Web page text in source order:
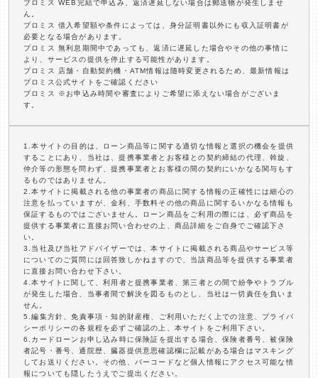
プロミス WEB完結で申込み、返済遅延しない場合は郵送物が発生しませ
ん。
プロミス 借入希望額や条件によっては、身分証明書以外にも収入証明書が
必要となる場合があります。
プロミス 無利息期間中であっても、返済に遅延した場合やその他の事情に
より、サービスの提供を停止する可能性があります。
プロミス 店舗・自動契約機・ATM情報は随時変更されるため、最新情報は
プロミス公式サイトをご確認ください
プロミス ※お申込み時間や審査によりご希望に添えない場合がございま
す。
1.本サイトの目的は、ローン商品等に関する適切な情報と選択の機会を提供
することにあり、当社は、提携事業者とお客様との契約締結の代理、斡旋、
仲介等の形態を問わず、提携事業者とお客様の間の契約にいかなる関与もす
るものではありません。
2.本サイトに掲載される他の事業者の商品に関する情報の正確性には細心の
注意を払っていますが、金利、手数料その他の商品に関するいかなる情報も
保証するものではございません。ローン商品をご利用の際には、必ず商品を
提供する事業者に直接お問い合わせの上、商品詳細をご自身でご確認下さ
い。
3.当社及び当社アドバイザーでは、本サイトに掲載される商品やサービス等
についてのご質問には回答致しかねますので、当該商品等を提供する事業者
に直接お問い合わせ下さい。
4.本サイトに関して、利用者と提携事業者、第三者との間で紛争やトラブル
が発生した場合、当事者間で解決を図るものとし、当社は一切責任を負いま
せん。
5.編集方針、免責事項・知的財産権、ご利用いただく上での注意、プライバ
シーポリシーの各規程を必ずご確認の上、本サイトをご利用下さい。
6.カードローンお申し込み時に保険証を提出する場合、保険者番号、被保険
者記号・番号、通院歴、臓器提供意思確認欄に記載がある場合はマスキング
してお送りください。その他、バーコードなど個人情報にアクセス可能な情
報についても隠したうえでご提出ください。